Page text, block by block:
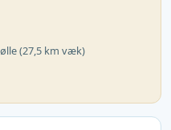
(27,5 km væk)